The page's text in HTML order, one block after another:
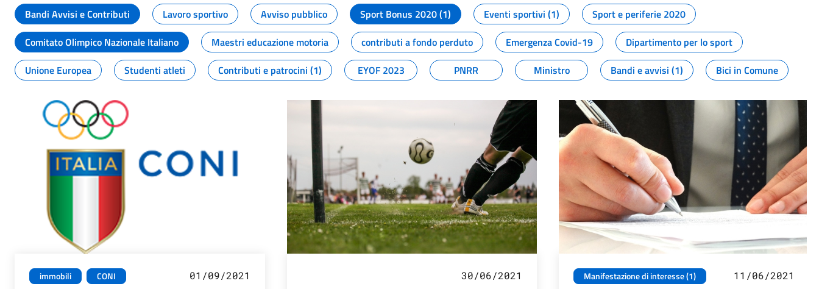
Bandi Avvisi e Contributi
Lavoro sportivo Avviso pubblico Sport Bonus 2020 (1) Eventi sportivi (1)
Sport e periferie 2020
Comitato Olimpico Nazionale Italiano
Maestri educazione motoria contributi a fondo perduto Emergenza Covid-19
Dipartimento per lo sport
Unione Europea
Studenti atleti Contributi e patrocini (1) EYOF 2023 PNRR Ministro Bandi e avvisi (1) Bici in Comune
immobili CONI 01/09/2021 30/06/2021
Manifestazione di interesse (1)
11/06/2021